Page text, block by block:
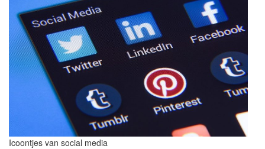
Icoontjes van social media